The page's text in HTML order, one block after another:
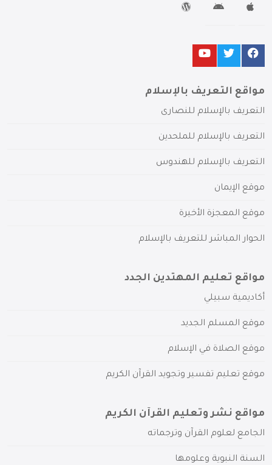
مواقع التعريف بالإسلام
التعريف بالإسلام للنصارى
التعريف بالإسلام للملحدين
التعريف بالإسلام للهندوس
موقع الإيمان
موقع المعجزة الأخيرة
الحوار المباشر للتعريف بالإسلام
مواقع تعليم المهتدين الجدد
أكاديمية سبيلي
موقع المسلم الجديد
موقع الصلاة في الإسلام
موقع تعليم تفسير وتجويد القرآن الكريم
مواقع نشر وتعليم القرآن الكريم
الجامع لعلوم القرآن وترجماته
السنة النبوية وعلومها